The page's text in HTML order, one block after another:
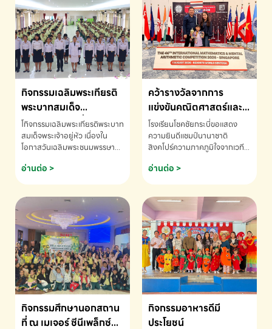
กิจกรรมเฉลิมพระเกียรติ
พระบาทสมเด็จ
พระเจ้าอยู่หัว เนื่องใน
โอกาสวันเฉลิม
พระชนมพรรษา
โกิจกรรมเฉลิมพระเกียรติพระบาท
สมเด็จพระเจ้าอยู่หัว เนื่องใน
โอกาสวันเฉลิมพระชนมพรรษา
ข้อมูลเพิ่มเติม โทร. 075-691910
อ่านต่อ >
คว้ารางวัลจากการ
แข่งขันคณิตศาสตร์และ
คณิตคิดเร็วนานาชาติ
ครั้งที่ 46 ประจำปี 2569
ณ ประเทศสิงคโปร์
โรงเรียนโชคชัยกระบี่ขอแสดง
ความยินดีแชมป์นานาชาติ
สิงคโปร์ความภาคภูมิใจจากเวที
ด.ช.พัทธนันท์ พรหมพันธ์ ชั้น
อนุบาล EP K3 โรงเรียนโชคชัย
แข่งขันคณิตศาสตร์และคณิตคิด
เร็วนานาชาติ ครั้งที่ 46 ประจำปี
2569 ณ ประเทศสิงคโปร์
INTERNATIONAL
MATHEMATICS AND
MENTAL ARITHMETIC
COMPETITION 2026 - ถ้วย
รางวัลรองชนะเลิศอันดับที่ 2
Mental Arithmetic
Competition K2 - ถ้วยรางวัล
รองชนะเลิศอันดับที่ 2 Mental
อ่านต่อ >
กิจกรรมศึกษานอกสถาน
ที่ ณ เมเจอร์ ซีนีเพล็กซ์
กิจกรรมอาหารดีมี
ประโยชน์